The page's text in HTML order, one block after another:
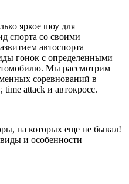
яркое шоу для
спорта со своими
автоспорта
гонок с определенными
Мы рассмотрим
соревнований в
time attack и автокросс.
на которых еще не бывал!
и особенности